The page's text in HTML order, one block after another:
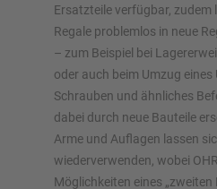
Ersatzteile verfügbar, zudem
Regale problemlos in neue
– zum Beispiel bei
oder auch beim Umzug
Schrauben und ähnliches
dabei durch neue Bauteile
Arme und Auflagen lassen
wiederverwenden, wobei
Möglichkeiten eines „zweiten